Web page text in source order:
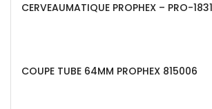
CERVEAUMATIQUE PROPHEX – PRO-1831
COUPE TUBE 64MM PROPHEX 815006